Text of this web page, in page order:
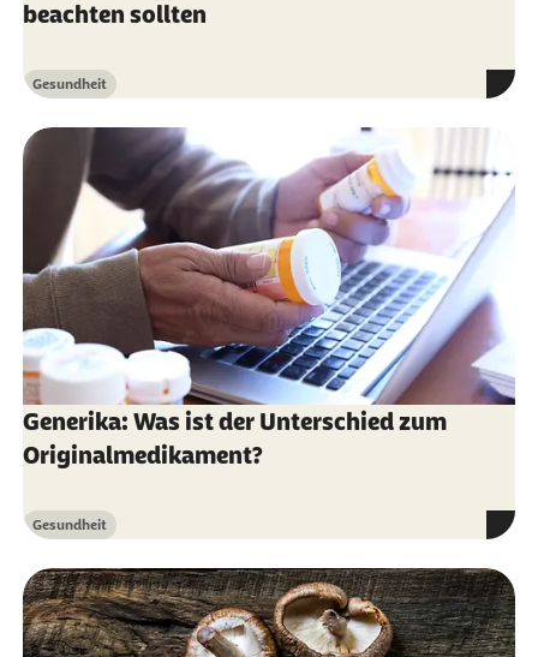
beachten sollten
Kategorie
Gesundheit
Generika: Was ist der Unterschied zum
Originalmedikament?
Kategorie
Gesundheit